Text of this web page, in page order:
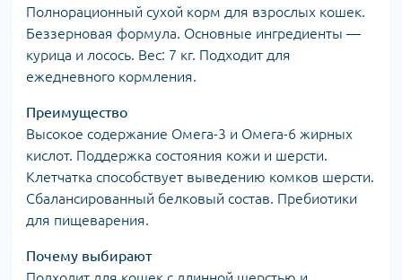
Полнорационный сухой корм для взрослых кошек.
Беззерновая формула. Основные ингредиенты —
курица и лосось. Вес: 7 кг. Подходит для
ежедневного кормления.
Преимущество
Высокое содержание Омега-3 и Омега-6 жирных
кислот. Поддержка состояния кожи и шерсти.
Клетчатка способствует выведению комков шерсти.
Сбалансированный белковый состав. Пребиотики
для пищеварения.
Почему выбирают